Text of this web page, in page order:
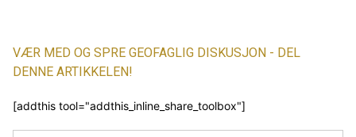
VÆR MED OG SPRE GEOFAGLIG DISKUSJON - DEL
DENNE ARTIKKELEN!
[addthis tool="addthis_inline_share_toolbox"]